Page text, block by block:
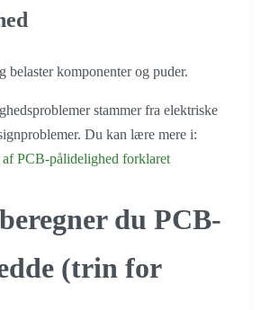
belaster komponenter og puder.
stammer fra elektriske
Du kan lære mere i:
PCB-pålidelighed forklaret
du PCB-
(trin for